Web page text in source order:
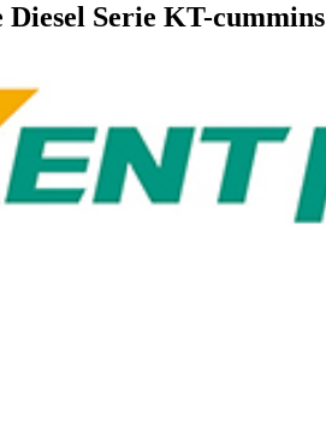
Diesel Serie KT-cummins